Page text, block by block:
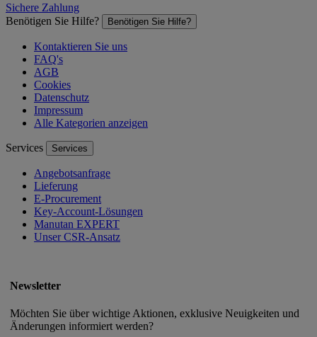
Sichere Zahlung
Benötigen Sie Hilfe?
Benötigen Sie Hilfe?
Kontaktieren Sie uns
FAQ's
AGB
Cookies
Datenschutz
Impressum
Alle Kategorien anzeigen
Services Services
Angebotsanfrage
Lieferung
E-Procurement
Key-Account-Lösungen
Manutan EXPERT
Unser CSR-Ansatz
Newsletter
Möchten Sie über wichtige Aktionen, exklusive Neuigkeiten und
Änderungen informiert werden?